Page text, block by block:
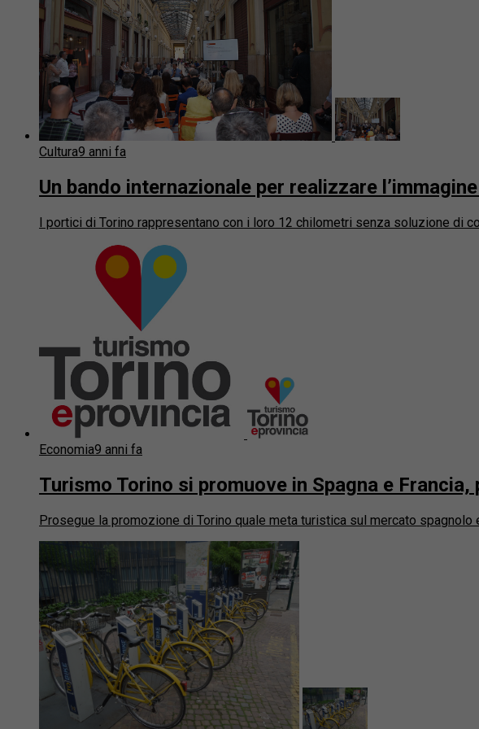
Cultura9 anni fa
Un bando internazionale per realizzare
I portici di Torino rappresentano con i loro 12 chilometri senza soluzione di
Economia9 anni fa
Turismo Torino si promuove in Spagna e
Prosegue la promozione di Torino quale meta turistica sul mercato